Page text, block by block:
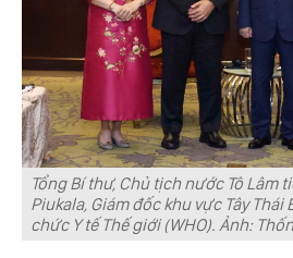
Tổng Bí thư, Chủ tịch nước Tô Lâm
Piukala, Giám đốc khu vực Tây Thái
chức Y tế Thế giới (WHO). Ảnh: